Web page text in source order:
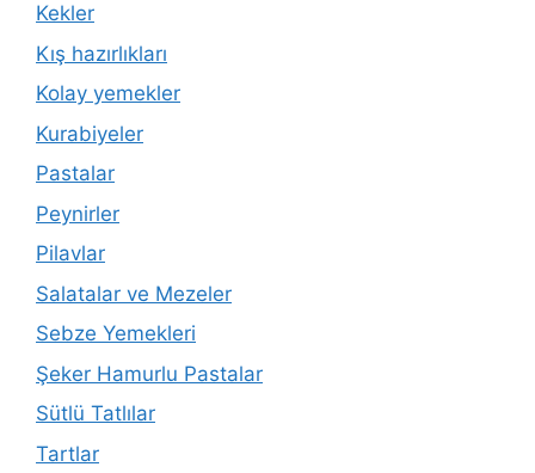
Kekler
Kış hazırlıkları
Kolay yemekler
Kurabiyeler
Pastalar
Peynirler
Pilavlar
Salatalar ve Mezeler
Sebze Yemekleri
Şeker Hamurlu Pastalar
Sütlü Tatlılar
Tartlar